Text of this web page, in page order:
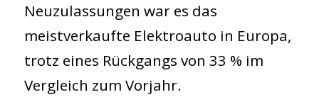
Neuzulassungen war es das
meistverkaufte Elektroauto in Europa,
trotz eines Rückgangs von 33 % im
Vergleich zum Vorjahr.